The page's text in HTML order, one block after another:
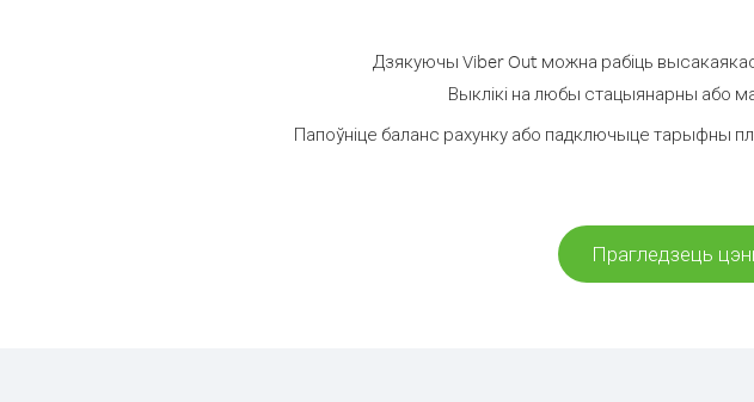
Дзякуючы Viber Out можна рабіць
Выклікі на любы стацыянарны або
Папоўніце баланс рахунку або падключыце тарыфны
Прагледзець